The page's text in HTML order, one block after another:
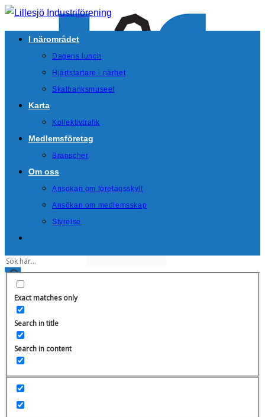
I närområdet
Dagens lunch
Hjärtstartare i närhet
Skalbanksmuseet
Karta
Kollektivtrafik
Medlemsföretag
Branscher
Om oss
Ansökan om företagsskylt
Ansökan om medlemsskap
Styrelse
Exact matches only
Search in title
Search in content